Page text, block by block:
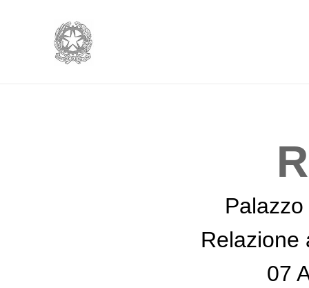
Relazione
07